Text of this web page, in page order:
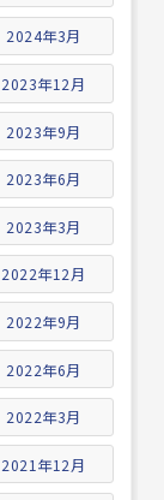
2024年3月
2023年12月
2023年9月
2023年6月
2023年3月
2022年12月
2022年9月
2022年6月
2022年3月
2021年12月